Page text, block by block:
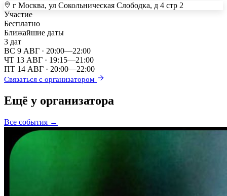
+
–
г Москва, ул Сокольническая Слободка, д 4 стр 2
Участие
Бесплатно
Ближайшие даты
3 дат
ВС 9 АВГ · 20:00—22:00
ЧТ 13 АВГ · 19:15—21:00
ПТ 14 АВГ · 20:00—22:00
Связаться с организатором
Ещё у организатора
Все события →